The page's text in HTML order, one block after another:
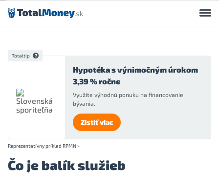
Preskočiť na obsah
Totaltip
Hypotéka s výnimočným úrokom
3,39 % ročne
Využite výhodnú ponuku na financovanie
bývania.
Zistiť viac
Reprezentatívny príklad RPMN
Čo je balík služieb